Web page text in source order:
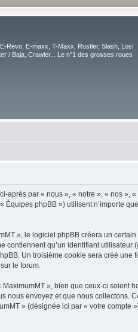
Revo, E-maxx, T-Maxx, Rustler, Slash, Losi
/ Baja, Crawler... Le n°1 des grosses roues
par « nous », « notre », « nos »,
phpBB ») utilisent n’importe
», le logiciel phpBB créera un
qu’un identifiant
Un troisième cookie sera créé une
le forum.
», bien que ceux-ci soient
envoyez et que nous collectons.
» (désignée ici par « votre compte